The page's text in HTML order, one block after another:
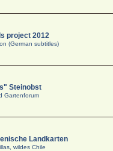
project 2012
(German subtitles)
Steinobst
Gartenforum
Landkarten
wildes Chile